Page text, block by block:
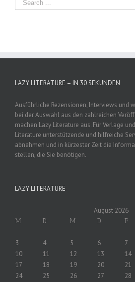
LAZY LITERATURE – IN 30 SEKUNDEN
Ausführliche Rezensionen, Interviews und
bei der Auswahl aus den zahlreichen
machen Lazy Literature aus. Für Verlage
Literature unterstützende und hilfreiche
abnehmen und in kürzester Zeit die
stellen, die Sie benötigen.
LAZY LITERATURE
August 2026
M D M D F
3
4 5 6 7
10
11 12 13 14
17
18 19 20 21
24
25 26 27 28